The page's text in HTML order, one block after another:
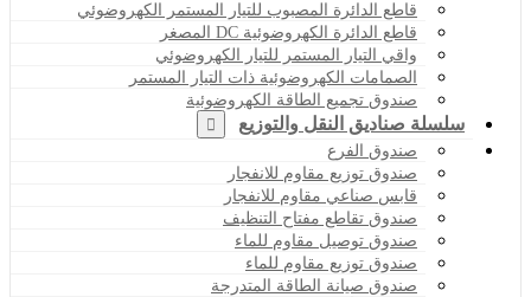
قاطع الدائرة المصبوب للتيار المستمر الكهروضوئي
قاطع الدائرة الكهروضوئية DC المصغر
واقي التيار المستمر للتيار الكهروضوئي
الصمامات الكهروضوئية ذات التيار المستمر
صندوق تجميع الطاقة الكهروضوئية
سلسلة صناديق النقل والتوزيع
صندوق الفرع
صندوق توزيع مقاوم للانفجار
قابس صناعي مقاوم للانفجار
صندوق تقاطع مفتاح التنظيف
صندوق توصيل مقاوم للماء
صندوق توزيع مقاوم للماء
صندوق صيانة الطاقة المتدرجة